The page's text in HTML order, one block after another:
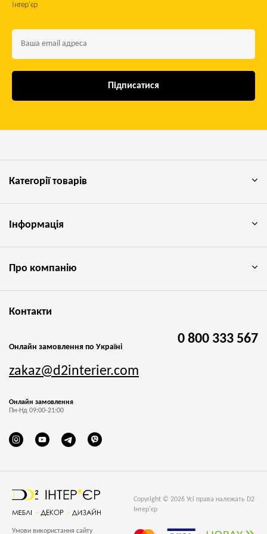
Інтер'єр
Підписатися
Copyright © 2026 Усі права належать D2
Інтер'єр
Умови використання сайту
Категорії товарів
Інформація
Про компанію
Контакти
Онлайн замовлення по Україні
0 800 333 567
zakaz@d2interier.com
Онлайн замовлення
Пн-Нд 09:00-21:00